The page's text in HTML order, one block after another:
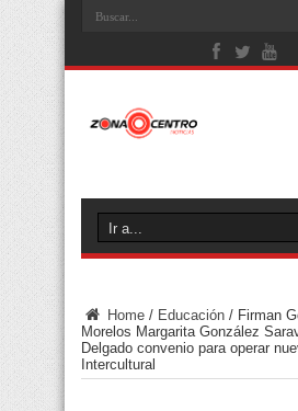
Home / Educación / Firman
Morelos Margarita González
Delgado convenio para operar
Intercultural